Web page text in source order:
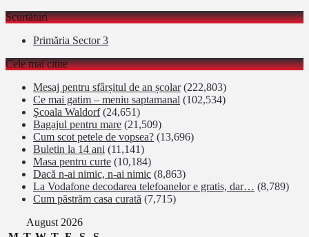
Scurtături
Primăria Sector 3
Cele mai citite
Mesaj pentru sfârșitul de an școlar (222,803)
Ce mai gatim – meniu saptamanal (102,534)
Şcoala Waldorf (24,651)
Bagajul pentru mare (21,509)
Cum scot petele de vopsea? (13,696)
Buletin la 14 ani (11,141)
Masa pentru curte (10,184)
Dacă n-ai nimic, n-ai nimic (8,863)
La Vodafone decodarea telefoanelor e gratis, dar… (8,789)
Cum păstrăm casa curată (7,715)
August 2026